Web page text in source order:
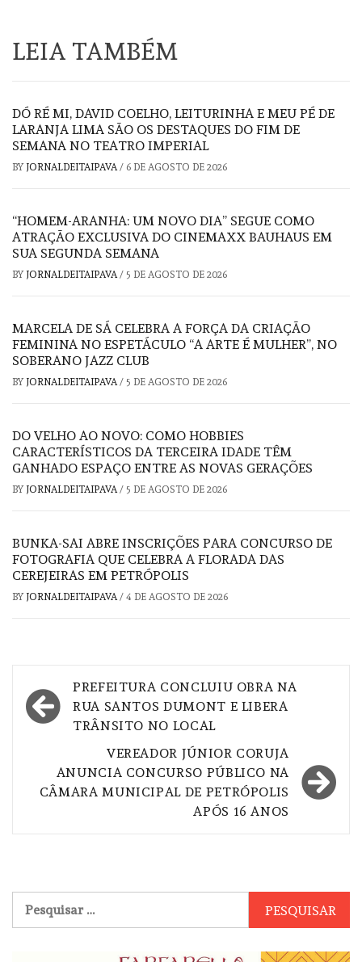
LEIA TAMBÉM
DÓ RÉ MI, DAVID COELHO, LEITURINHA E MEU PÉ DE
LARANJA LIMA SÃO OS DESTAQUES DO FIM DE
SEMANA NO TEATRO IMPERIAL
BY JORNALDEITAIPAVA / 6 DE AGOSTO DE 2026
“HOMEM-ARANHA: UM NOVO DIA” SEGUE COMO
ATRAÇÃO EXCLUSIVA DO CINEMAXX BAUHAUS EM
SUA SEGUNDA SEMANA
BY JORNALDEITAIPAVA / 5 DE AGOSTO DE 2026
MARCELA DE SÁ CELEBRA A FORÇA DA CRIAÇÃO
FEMININA NO ESPETÁCULO “A ARTE É MULHER”, NO
SOBERANO JAZZ CLUB
BY JORNALDEITAIPAVA / 5 DE AGOSTO DE 2026
DO VELHO AO NOVO: COMO HOBBIES
CARACTERÍSTICOS DA TERCEIRA IDADE TÊM
GANHADO ESPAÇO ENTRE AS NOVAS GERAÇÕES
BY JORNALDEITAIPAVA / 5 DE AGOSTO DE 2026
BUNKA-SAI ABRE INSCRIÇÕES PARA CONCURSO DE
FOTOGRAFIA QUE CELEBRA A FLORADA DAS
CEREJEIRAS EM PETRÓPOLIS
BY JORNALDEITAIPAVA / 4 DE AGOSTO DE 2026
Navegação
de
PREFEITURA CONCLUIU OBRA NA
RUA SANTOS DUMONT E LIBERA
TRÂNSITO NO LOCAL
VEREADOR JÚNIOR CORUJA
ANUNCIA CONCURSO PÚBLICO NA
CÂMARA MUNICIPAL DE PETRÓPOLIS
APÓS 16 ANOS
por: